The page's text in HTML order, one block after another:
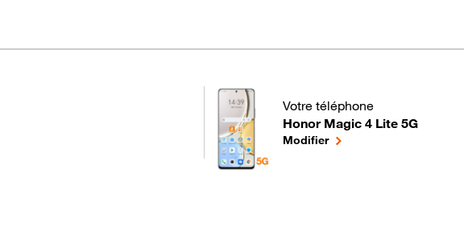
en 7 étapes difficulté
Votre téléphone
Honor Magic 4 Lite 5G
pour votre Honor Magic 4 Lite
Modifierle téléphone sélectionné